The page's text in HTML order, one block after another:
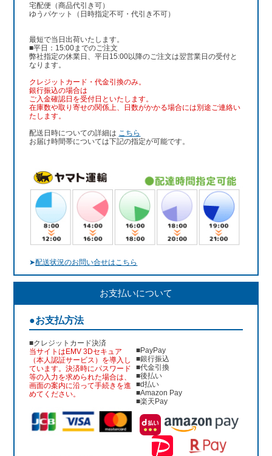
宅配便（商品代引き可）
ゆうパケット（日時指定不可・代引き不可）
最短で当日出荷いたします。
■平日：15:00までのご注文
弊社指定の休業日、平日15:00以降のご注文は翌営業日の受付と
なります。
クレジットカード・代金引換のみ。
銀行振込の場合は
ご入金確認日を受付日といたします。
在庫数や取り寄せの関係上、日数がかかる場合には別途ご連絡い
たします。
配送日時についての詳細は こちら
お届け時間帯については下記の指定が可能です。
➤配送状況のお問い合せはこちら
お支払いについて
●お支払方法
■クレジットカード決済
当サイトはEMV 3Dセキュア
（本人認証サービス）を導入し
ています。決済時にパスワード
等の入力を求められた場合は、
画面の案内に沿って手続きを進
めてください。
■PayPay
■銀行振込
■代金引換
■後払い
■d払い
■Amazon Pay
■楽天Pay